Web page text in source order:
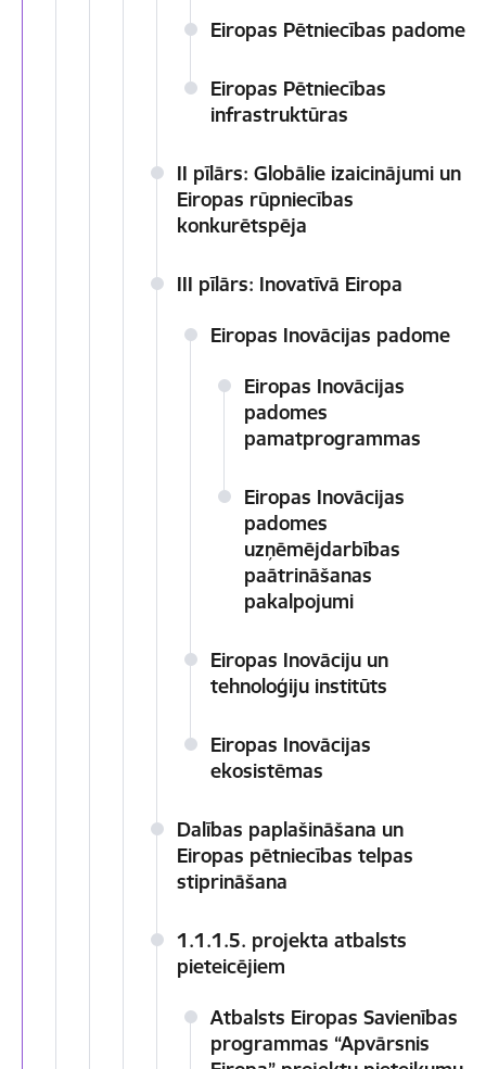
Eiropas Pētniecības padome
Eiropas Pētniecības
infrastruktūras
II pīlārs: Globālie izaicinājumi un
Eiropas rūpniecības
konkurētspēja
III pīlārs: Inovatīvā Eiropa
Eiropas Inovācijas padome
Eiropas Inovācijas
padomes
pamatprogrammas
Eiropas Inovācijas
padomes
uzņēmējdarbības
paātrināšanas
pakalpojumi
Eiropas Inovāciju un
tehnoloģiju institūts
Eiropas Inovācijas
ekosistēmas
Dalības paplašināšana un
Eiropas pētniecības telpas
stiprināšana
1.1.1.5. projekta atbalsts
pieteicējiem
Atbalsts Eiropas Savienības
programmas “Apvārsnis